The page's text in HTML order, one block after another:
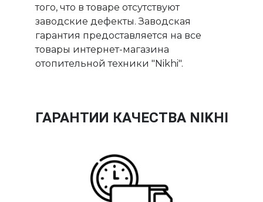
того, что в товаре отсутствуют
заводские дефекты. Заводская
гарантия предоставляется на все
товары интернет-магазина
отопительной техники "Nikhi".
ГАРАНТИИ КАЧЕСТВА NIKHI